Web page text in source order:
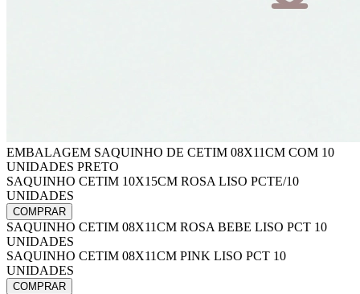
EMBALAGEM SAQUINHO DE CETIM 08X11CM COM 10
UNIDADES PRETO
SAQUINHO CETIM 10X15CM ROSA LISO PCTE/10
UNIDADES
COMPRAR
SAQUINHO CETIM 08X11CM ROSA BEBE LISO PCT 10
UNIDADES
SAQUINHO CETIM 08X11CM PINK LISO PCT 10
UNIDADES
COMPRAR